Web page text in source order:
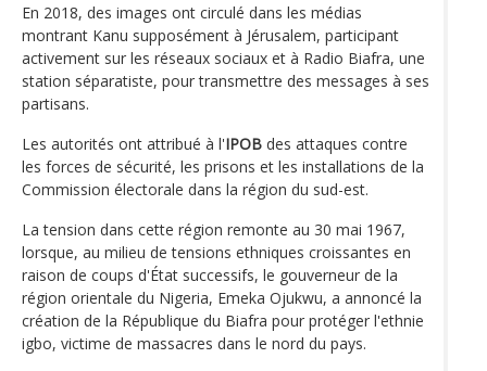
En 2018, des images ont circulé dans les médias
montrant Kanu supposément à Jérusalem, participant
activement sur les réseaux sociaux et à Radio Biafra, une
station séparatiste, pour transmettre des messages à ses
partisans.
Les autorités ont attribué à l'IPOB des attaques contre
les forces de sécurité, les prisons et les installations de la
Commission électorale dans la région du sud-est.
La tension dans cette région remonte au 30 mai 1967,
lorsque, au milieu de tensions ethniques croissantes en
raison de coups d'État successifs, le gouverneur de la
région orientale du Nigeria, Emeka Ojukwu, a annoncé la
création de la République du Biafra pour protéger l'ethnie
igbo, victime de massacres dans le nord du pays.